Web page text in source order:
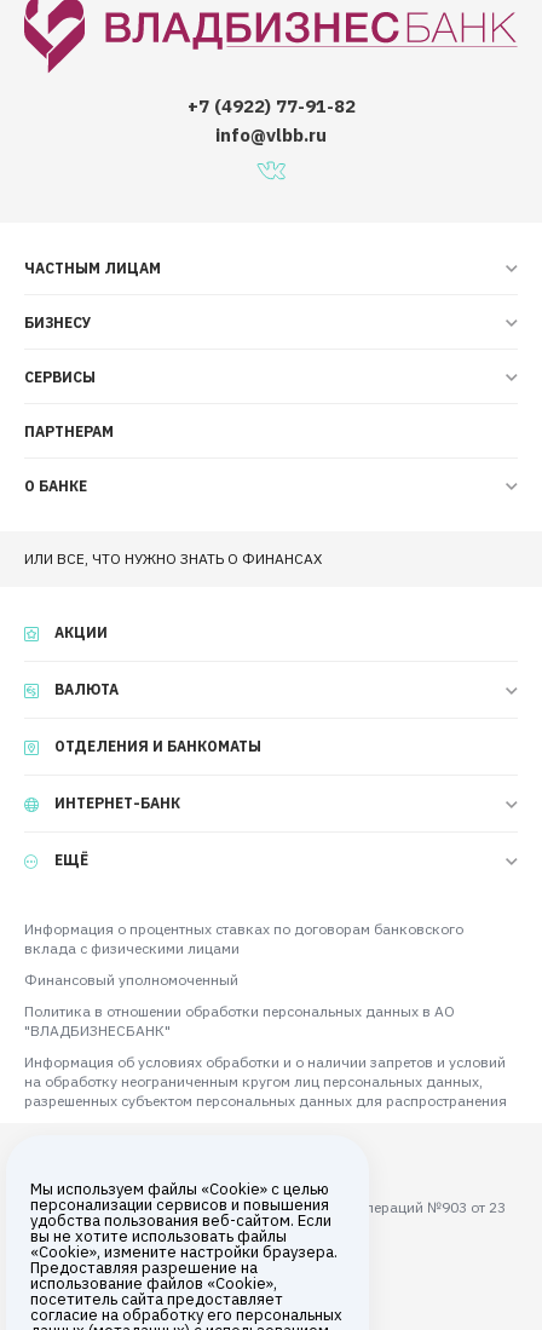
Мы используем файлы «Cookie» с целью
персонализации сервисов и повышения
удобства пользования веб-сайтом. Если
вы не хотите использовать файлы
«Cookie», измените настройки браузера.
Предоставляя разрешение на
использование файлов «Cookie»,
посетитель сайта предоставляет
согласие на обработку его персональных
+7 (4922) 77-91-82
info@vlbb.ru
ЧАСТНЫМ ЛИЦАМ
БИЗНЕСУ
СЕРВИСЫ
ПАРТНЕРАМ
О БАНКЕ
ИЛИ ВСЕ, ЧТО НУЖНО ЗНАТЬ О ФИНАНСАХ
АКЦИИ
ВАЛЮТА
ОТДЕЛЕНИЯ И БАНКОМАТЫ
ИНТЕРНЕТ-БАНК
ЕЩЁ
Информация о процентных ставках по договорам банковского
вклада с физическими лицами
Финансовый уполномоченный
Политика в отношении обработки персональных данных в АО
"ВЛАДБИЗНЕСБАНК"
Информация об условиях обработки и о наличии запретов и условий
на обработку неограниченным кругом лиц персональных данных,
разрешенных субъектом персональных данных для распространения
Лицензия ЦБ РФ на осуществление банковских операций №903 от 23
августа 2017 года
Все права защищены © 2026
АО «ВЛАДБИЗНЕСБАНК»